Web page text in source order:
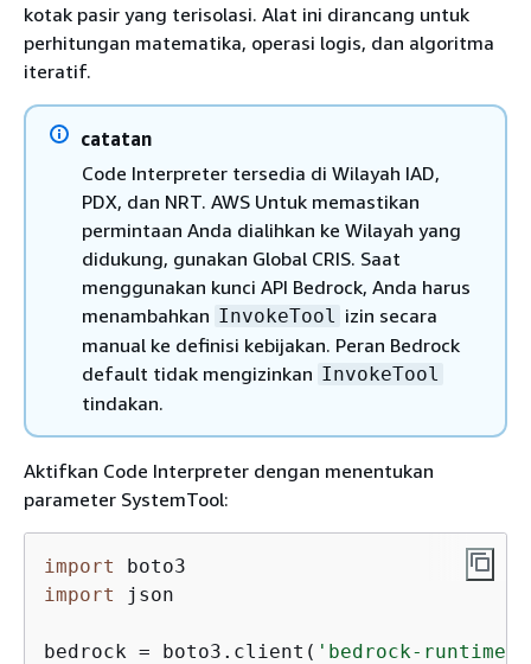
kotak pasir yang terisolasi. Alat ini dirancang untuk
perhitungan matematika, operasi logis, dan algoritma
iteratif.
catatan
Code Interpreter tersedia di Wilayah IAD,
PDX, dan NRT. AWS Untuk memastikan
permintaan Anda dialihkan ke Wilayah yang
didukung, gunakan Global CRIS. Saat
menggunakan kunci API Bedrock, Anda harus
menambahkan InvokeTool
izin secara
manual ke definisi kebijakan. Peran Bedrock
default tidak mengizinkan InvokeTool
tindakan.
Aktifkan Code Interpreter dengan menentukan
parameter SystemTool:
import
import
json
bedrock = boto3.client( 'bedrock-runtime'